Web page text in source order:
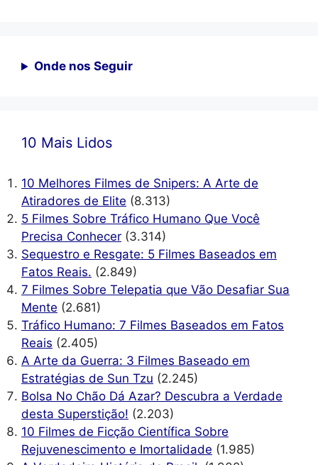
Onde nos Seguir
10 Mais Lidos
10 Melhores Filmes de Snipers: A Arte de
Atiradores de Elite (8.313)
5 Filmes Sobre Tráfico Humano Que Você
Precisa Conhecer (3.314)
Sequestro e Resgate: 5 Filmes Baseados em
Fatos Reais. (2.849)
7 Filmes Sobre Telepatia que Vão Desafiar Sua
Mente (2.681)
Tráfico Humano: 7 Filmes Baseados em Fatos
Reais (2.405)
A Arte da Guerra: 3 Filmes Baseado em
Estratégias de Sun Tzu (2.245)
Bolsa No Chão Dá Azar? Descubra a Verdade
desta Superstição! (2.203)
10 Filmes de Ficção Científica Sobre
Rejuvenescimento e Imortalidade (1.985)